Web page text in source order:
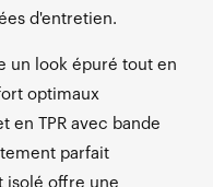
d'entretien.
un look épuré tout en
optimaux
en TPR avec bande
parfait
isolé offre une